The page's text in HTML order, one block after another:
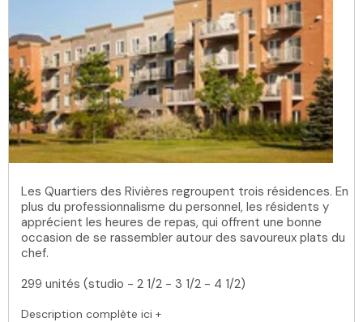
Les Quartiers des Rivières regroupent trois résidences. En
plus du professionnalisme du personnel, les résidents y
apprécient les heures de repas, qui offrent une bonne
occasion de se rassembler autour des savoureux plats du
chef.
299 unités (studio - 2 1/2 - 3 1/2 - 4 1/2)
Description complète ici +